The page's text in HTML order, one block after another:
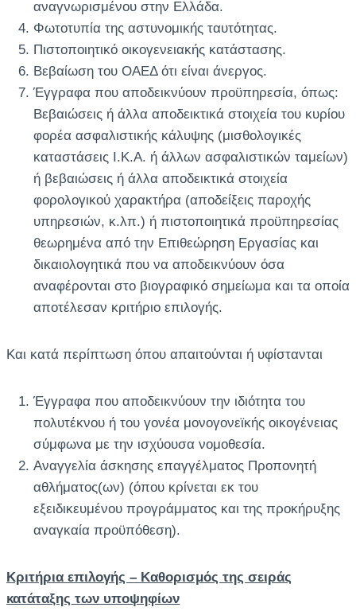
αναγνωρισμένου στην Ελλάδα.
Φωτοτυπία της αστυνομικής ταυτότητας.
Πιστοποιητικό οικογενειακής κατάστασης.
Βεβαίωση του ΟΑΕΔ ότι είναι άνεργος.
Έγγραφα που αποδεικνύουν προϋπηρεσία, όπως:
Βεβαιώσεις ή άλλα αποδεικτικά στοιχεία του κυρίου
φορέα ασφαλιστικής κάλυψης (μισθολογικές
καταστάσεις Ι.Κ.Α. ή άλλων ασφαλιστικών ταμείων)
ή βεβαιώσεις ή άλλα αποδεικτικά στοιχεία
φορολογικού χαρακτήρα (αποδείξεις παροχής
υπηρεσιών, κ.λπ.) ή πιστοποιητικά προϋπηρεσίας
θεωρημένα από την Επιθεώρηση Εργασίας και
δικαιολογητικά που να αποδεικνύουν όσα
αναφέρονται στο βιογραφικό σημείωμα και τα οποία
αποτέλεσαν κριτήριο επιλογής.
Και κατά περίπτωση όπου απαιτούνται ή υφίστανται
Έγγραφα που αποδεικνύουν την ιδιότητα του
πολυτέκνου ή του γονέα μονογονεϊκής οικογένειας
σύμφωνα με την ισχύουσα νομοθεσία.
Αναγγελία άσκησης επαγγέλματος Προπονητή
αθλήματος(ων) (όπου κρίνεται εκ του
εξειδικευμένου προγράμματος και της προκήρυξης
αναγκαία προϋπόθεση).
Κριτήρια επιλογής – Καθορισμός της σειράς
κατάταξης των υποψηφίων